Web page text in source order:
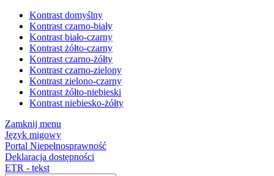
Kontrast domyślny
Kontrast czarno-biały
Kontrast biało-czarny
Kontrast żółto-czarny
Kontrast czarno-żółty
Kontrast czarno-zielony
Kontrast zielono-czarny
Kontrast żółto-niebieski
Kontrast niebiesko-żółty
Zamknij menu
Język migowy
Portal Niepełnosprawność
Deklaracja dostępności
ETR - tekst